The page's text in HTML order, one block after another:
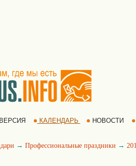
КАЛЕНДАРЬ НОВОСТИ
→ Профессиональные праздники →